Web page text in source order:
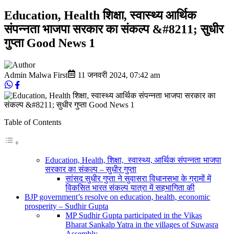
Education, Health शिक्षा, स्वास्थ्य आर्थिक
संपन्नता भाजपा सरकार का संकल्प &#8211; सुधीर
गुप्ता Good News 1
Admin Malwa First 11 जनवरी 2024, 07:42 am
Table of Contents
Education, Health, शिक्षा, स्वास्थ्य, आर्थिक संपन्नता भाजपा
सरकार का संकल्प – सुधीर गुप्ता
सांसद सुधीर गुप्ता ने सुवासरा विधानसभा के ग्रामों में
विकसित भारत संकल्प यात्रा में सहभागिता की
BJP government’s resolve on education, health, economic
prosperity – Sudhir Gupta
MP Sudhir Gupta participated in the Vikas
Bharat Sankalp Yatra in the villages of Suwasra